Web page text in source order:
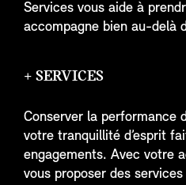
Services vous aide à
accompagne bien au-delà
+ SERVICES
Conserver la performance
votre tranquillité d’esprit
engagements. Avec votre
vous proposer des